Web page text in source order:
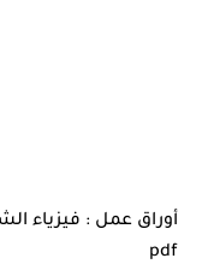
أوراق عمل : فيزياء
pdf